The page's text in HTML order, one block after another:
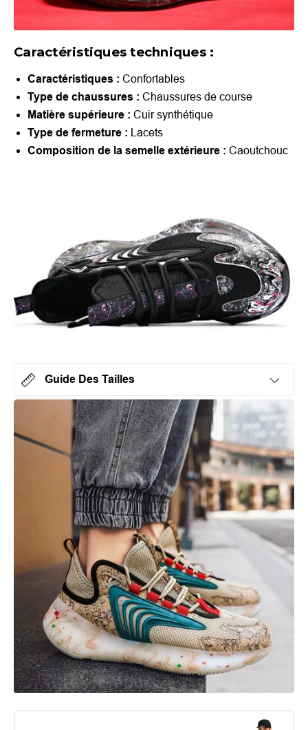
Caractéristiques techniques :
Caractéristiques : Confortables
Type de chaussures : Chaussures de course
Matière supérieure : Cuir synthétique
Type de fermeture :
Lacets
Composition de la semelle extérieure : Caoutchouc
Guide Des Tailles